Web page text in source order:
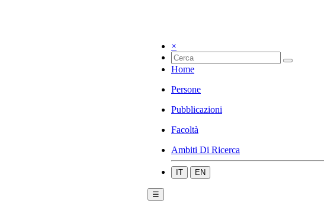
×
Home
Persone
Pubblicazioni
Facoltà
Ambiti Di Ricerca
IT EN
☰